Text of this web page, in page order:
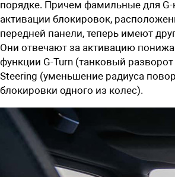
порядке. Причем фамильные для G-
активации блокировок,
передней панели, теперь имеют
Они отвечают за активацию
функции G-Turn (танковый разворот
Steering (уменьшение радиуса
блокировки одного из колес).